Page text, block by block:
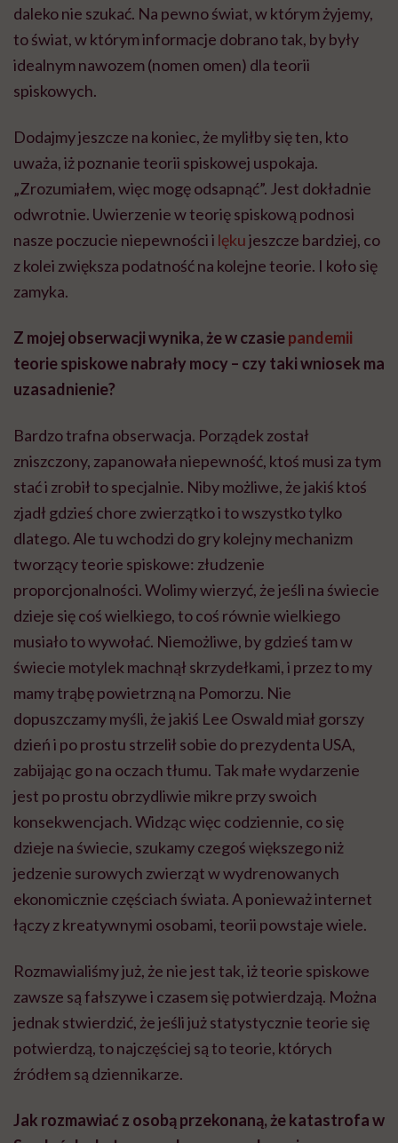
daleko nie szukać. Na pewno świat, w którym żyjemy,
to świat, w którym informacje dobrano tak, by były
idealnym nawozem (nomen omen) dla teorii
spiskowych.
Dodajmy jeszcze na koniec, że myliłby się ten, kto
uważa, iż poznanie teorii spiskowej uspokaja.
„Zrozumiałem, więc mogę odsapnąć”. Jest dokładnie
odwrotnie. Uwierzenie w teorię spiskową podnosi
nasze poczucie niepewności i lękujeszcze bardziej, co
z kolei zwiększa podatność na kolejne teorie. I koło się
zamyka.
Z mojej obserwacji wynika, że w czasiepandemii
teorie spiskowe nabrały mocy – czy taki wniosek ma
uzasadnienie?
Bardzo trafna obserwacja. Porządek został
zniszczony, zapanowała niepewność, ktoś musi za tym
stać i zrobił to specjalnie. Niby możliwe, że jakiś ktoś
zjadł gdzieś chore zwierzątko i to wszystko tylko
dlatego. Ale tu wchodzi do gry kolejny mechanizm
tworzący teorie spiskowe: złudzenie
proporcjonalności. Wolimy wierzyć, że jeśli na świecie
dzieje się coś wielkiego, to coś równie wielkiego
musiało to wywołać. Niemożliwe, by gdzieś tam w
świecie motylek machnął skrzydełkami, i przez to my
mamy trąbę powietrzną na Pomorzu. Nie
dopuszczamy myśli, że jakiś Lee Oswald miał gorszy
dzień i po prostu strzelił sobie do prezydenta USA,
zabijając go na oczach tłumu. Tak małe wydarzenie
jest po prostu obrzydliwie mikre przy swoich
konsekwencjach. Widząc więc codziennie, co się
dzieje na świecie, szukamy czegoś większego niż
jedzenie surowych zwierząt w wydrenowanych
ekonomicznie częściach świata. A ponieważ internet
łączy z kreatywnymi osobami, teorii powstaje wiele.
Rozmawialiśmy już, że nie jest tak, iż teorie spiskowe
zawsze są fałszywe i czasem się potwierdzają. Można
jednak stwierdzić, że jeśli już statystycznie teorie się
potwierdzą, to najczęściej są to teorie, których
źródłem są dziennikarze.
Jak rozmawiać z osobą przekonaną, że katastrofa w